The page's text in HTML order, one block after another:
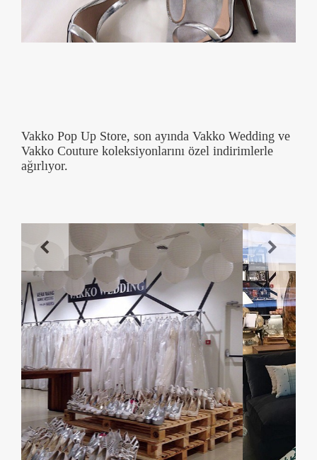
Vakko Pop Up Store, son ayında Vakko Wedding ve
Vakko Couture koleksiyonlarını özel indirimlerle
ağırlıyor.